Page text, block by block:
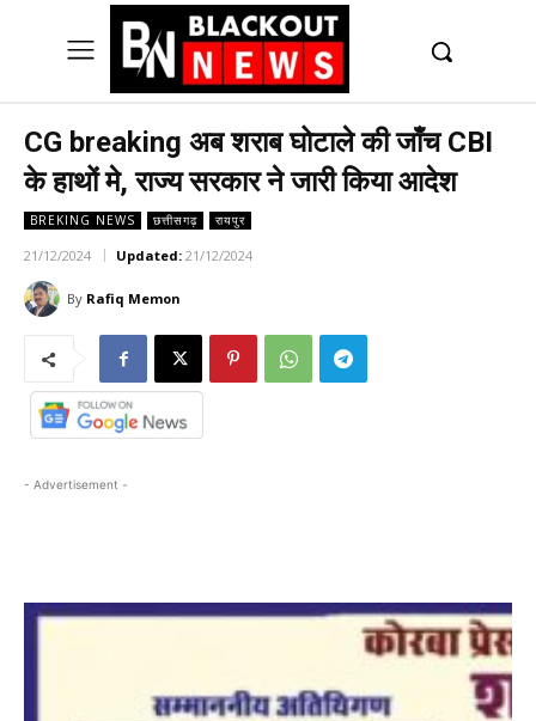
CG breaking अब शराब घोटाले की जाँच CBI
के हाथों मे, राज्य सरकार ने जारी किया आदेश
BREKING NEWS छत्तीसगढ़ रायपुर
21/12/2024 Updated: 21/12/2024
By Rafiq Memon
- Advertisement -